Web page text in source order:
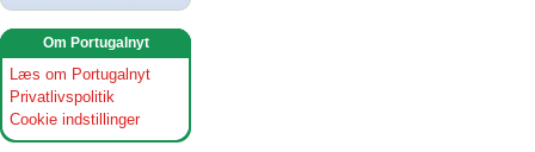
Om Portugalnyt
Læs om Portugalnyt
Privatlivspolitik
Cookie indstillinger